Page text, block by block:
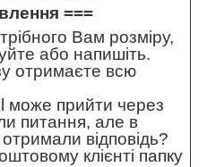
===
Вам розміру,
або напишіть.
отримаєте всю
може прийти через
питання, але в
відповідь?
клієнті папку